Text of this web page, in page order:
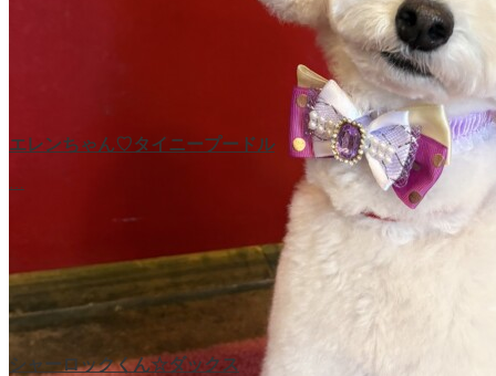
エレンちゃん♡タイニープードル
シャーロックくん☆ダックス